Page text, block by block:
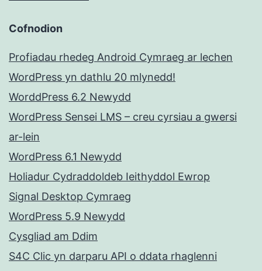
Cofnodion
Profiadau rhedeg Android Cymraeg ar lechen
WordPress yn dathlu 20 mlynedd!
WorddPress 6.2 Newydd
WordPress Sensei LMS – creu cyrsiau a gwersi
ar-lein
WordPress 6.1 Newydd
Holiadur Cydraddoldeb Ieithyddol Ewrop
Signal Desktop Cymraeg
WordPress 5.9 Newydd
Cysgliad am Ddim
S4C Clic yn darparu API o ddata rhaglenni